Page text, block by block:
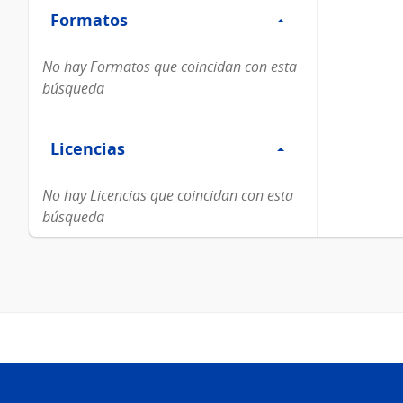
Formatos
Formatos
No hay Formatos que coincidan con esta
búsqueda
Licencias
Licencias
No hay Licencias que coincidan con esta
búsqueda